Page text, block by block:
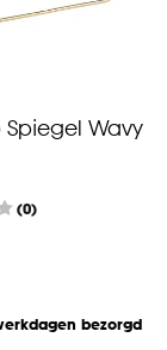
Spiegel Wavy
(0)
bezorgd